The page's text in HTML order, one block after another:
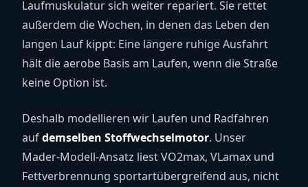
Laufmuskulatur sich weiter repariert. Sie rettet
außerdem die Wochen, in denen das Leben den
langen Lauf kippt: Eine längere ruhige Ausfahrt
hält die aerobe Basis am Laufen, wenn die Straße
keine Option ist.
Deshalb modellieren wir Laufen und Radfahren
aufdemselben Stoffwechselmotor. Unser
Mader-Modell-Ansatz liest VO2max, VLamax und
Fettverbrennung sportartübergreifend aus, nicht